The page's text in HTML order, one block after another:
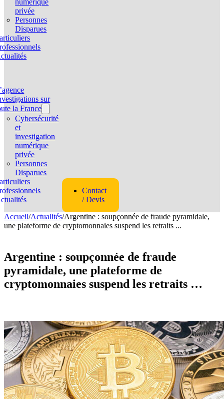
numérique
privée
Personnes
Disparues
sur
la France
Cybersécurité
et
investigation
numérique
privée
Personnes
Disparues
Contact
/ Devis
Accueil/Actualités/Argentine : soupçonnée de fraude pyramidale,
une plateforme de cryptomonnaies suspend les retraits ...
Argentine : soupçonnée de fraude
pyramidale, une plateforme de
cryptomonnaies suspend les retraits …